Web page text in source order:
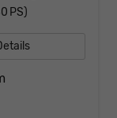
PS)